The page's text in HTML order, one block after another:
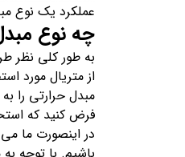
عملکرد یک نوع
چه نوع
به طور کلی نظر
از متریال مورد
مبدل حرارتی را
فرض کنید که استخر بزرگ نباشد. (مثلا ۲۰
در اینصورت ما